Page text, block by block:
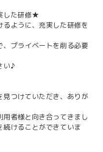
した研修★
ように、充実した研修を
プライベートを削る必要
い♪
つけていただき、ありが
者様と向き合ってきまし
けることができていま